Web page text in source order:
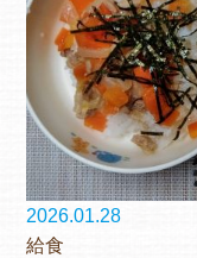
2026.01.28
給食